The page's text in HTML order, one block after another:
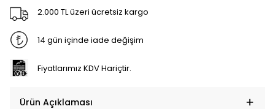
2.000 TL üzeri ücretsiz kargo
14 gün içinde iade değişim
Fiyatlarımız KDV Hariçtir.
Ürün Açıklaması